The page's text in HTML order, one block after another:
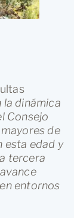
la dinámica
Consejo
de
esta edad y
tercera
entornos